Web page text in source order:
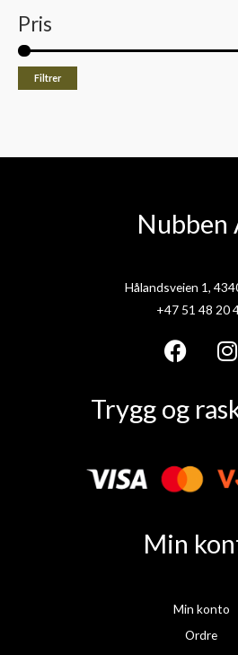
Pris
Filtrer
Nubben
Hålandsveien 1,
+47 51 48 20
F
c
b
o
I
s
g
Trygg og
Min
Min konto
Ordre